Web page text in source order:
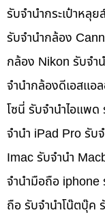
รับจำนำกระเป๋าหลุ
รับจำนำกล้อง
กล้อง Nikon รับจำ
จำนำกล้องดีเอสแอ
โซนี่ รับจำนำไอแพ
จำนำ iPad Pro รับ
Imac รับจำนำ
จำนำมือถือ iphone
ถือ รับจำนำโน๊ตบุ๊ค